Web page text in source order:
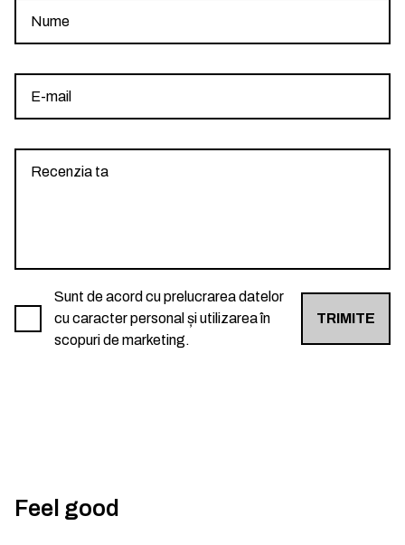
Sunt de acord cu prelucrarea datelor
cu caracter personal și utilizarea în
scopuri de marketing.
TRIMITE
Feel good